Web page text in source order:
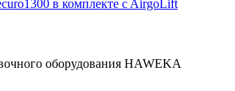
оборудования HAWEKA